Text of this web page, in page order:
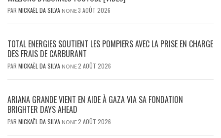
PAR MICKAËL DA SILVA NONE3 AOÛT 2026
TOTAL ENERGIES SOUTIENT LES POMPIERS AVEC LA PRISE EN CHARGE
DES FRAIS DE CARBURANT
PAR MICKAËL DA SILVA NONE2 AOÛT 2026
ARIANA GRANDE VIENT EN AIDE À GAZA VIA SA FONDATION
BRIGHTER DAYS AHEAD
PAR MICKAËL DA SILVA NONE2 AOÛT 2026